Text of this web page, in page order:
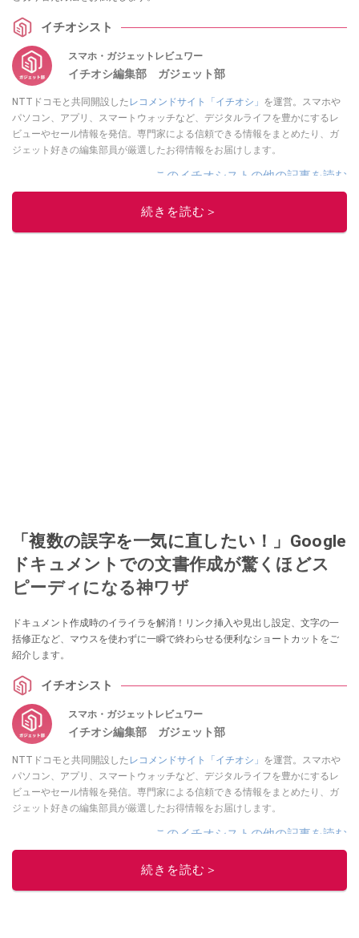
イチオシスト
スマホ・ガジェットレビュワー
イチオシ編集部 ガジェット部
NTTドコモと共同開設した レコメンドサイト「イチオシ」 を運営。スマホや
パソコン、アプリ、スマートウォッチなど、デジタルライフを豊かにするレ
ビューやセール情報を発信。専門家による信頼できる情報をまとめたり、ガ
ジェット好きの編集部員が厳選したお得情報をお届けします。
このイチオシストの他の記事を読む
続きを読む＞
「複数の誤字を一気に直したい！」Google
ドキュメントでの文書作成が驚くほどス
ピーディになる神ワザ
ドキュメント作成時のイライラを解消！リンク挿入や見出し設定、文字の一
括修正など、マウスを使わずに一瞬で終わらせる便利なショートカットをご
紹介します。
イチオシスト
スマホ・ガジェットレビュワー
イチオシ編集部 ガジェット部
NTTドコモと共同開設した レコメンドサイト「イチオシ」 を運営。スマホや
パソコン、アプリ、スマートウォッチなど、デジタルライフを豊かにするレ
ビューやセール情報を発信。専門家による信頼できる情報をまとめたり、ガ
ジェット好きの編集部員が厳選したお得情報をお届けします。
このイチオシストの他の記事を読む
続きを読む＞